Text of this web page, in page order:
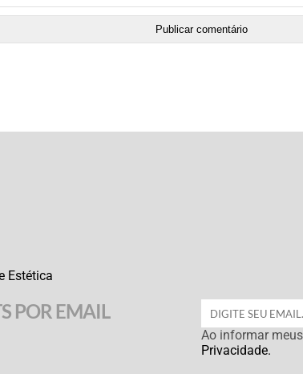
Estética
POR EMAIL
Ao informar
Privacidade.